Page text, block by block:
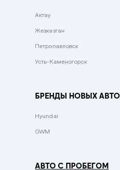
Зеленый металлик
Актау
Жезказган
Петропавловск
Усть-Каменогорск
БРЕНДЫ НОВЫХ АВТО
Hyundai
GWM
АВТО С ПРОБЕГОМ